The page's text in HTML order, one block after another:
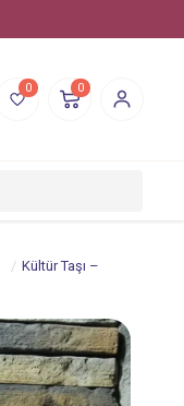
0 0
/ Kültür Taşı –